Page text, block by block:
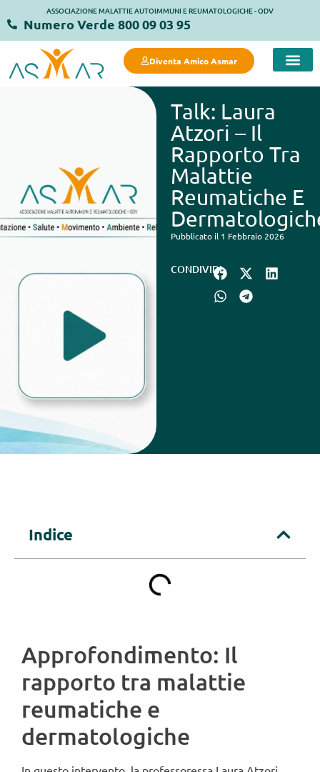
ASSOCIAZIONE MALATTIE AUTOIMMUNI E REUMATOLOGICHE - ODV
Numero Verde 800 09 03 95
Diventa Amico Asmar
Talk: Laura
Atzori – Il
Rapporto Tra
Malattie
Reumatiche E
Pubblicato il 1 Febbraio 2026
CONDIVIDI
Indice
Approfondimento: Il
rapporto tra malattie
reumatiche e
dermatologiche